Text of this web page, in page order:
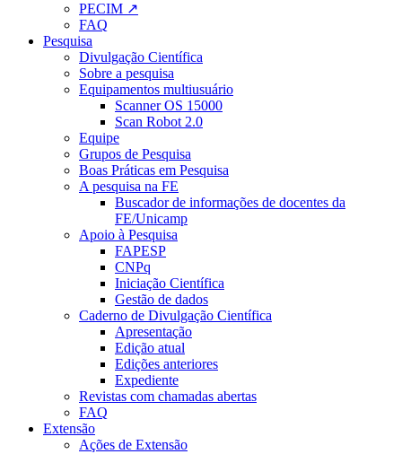
PECIM ↗
FAQ
Pesquisa
Divulgação Científica
Sobre a pesquisa
Equipamentos multiusuário
Scanner OS 15000
Scan Robot 2.0
Equipe
Grupos de Pesquisa
Boas Práticas em Pesquisa
A pesquisa na FE
Buscador de informações de docentes da
FE/Unicamp
Apoio à Pesquisa
FAPESP
CNPq
Iniciação Científica
Gestão de dados
Caderno de Divulgação Científica
Apresentação
Edição atual
Edições anteriores
Expediente
Revistas com chamadas abertas
FAQ
Extensão
Ações de Extensão